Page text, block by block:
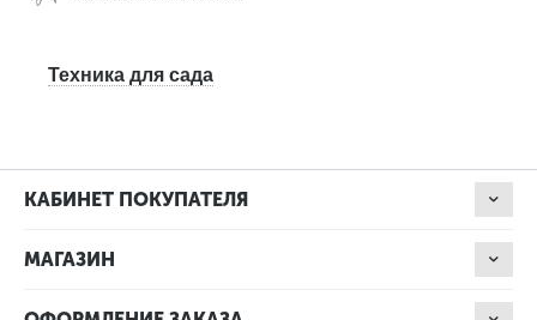
Техника для сада
КАБИНЕТ ПОКУПАТЕЛЯ
МАГАЗИН